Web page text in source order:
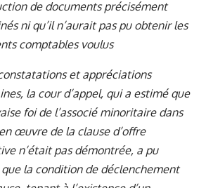
de documents précisément
ni qu’il n’aurait pas pu obtenir les
comptables voulus
et appréciations
la cour d’appel, qui a estimé que
foi de l’associé minoritaire dans
œuvre de la clause d’offre
n’était pas démontrée, a pu
la condition de déclenchement